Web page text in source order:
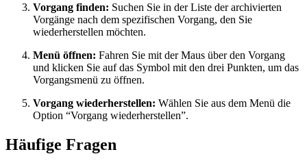
Vorgang finden: Suchen Sie in der Liste der archivierten
Vorgänge nach dem spezifischen Vorgang, den Sie
wiederherstellen möchten.
Menü öffnen: Fahren Sie mit der Maus über den Vorgang
und klicken Sie auf das Symbol mit den drei Punkten, um das
Vorgangsmenü zu öffnen.
Vorgang wiederherstellen: Wählen Sie aus dem Menü die
Option “Vorgang wiederherstellen”.
Häufige Fragen